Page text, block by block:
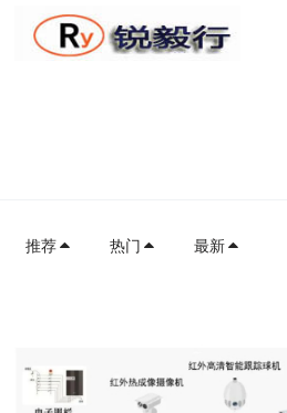
推荐 热门 最新